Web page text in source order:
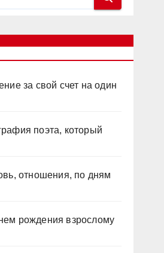
за свой счет на один
поэта, который
отношения, по дням
рождения взрослому